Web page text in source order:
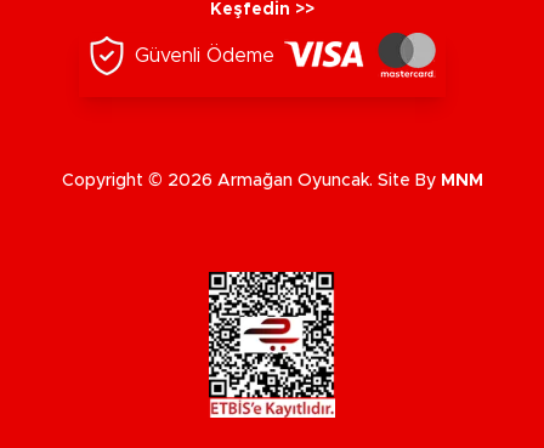
Keşfedin >>
Güvenli Ödeme
Copyright © 2026 Armağan Oyuncak. Site By MNM